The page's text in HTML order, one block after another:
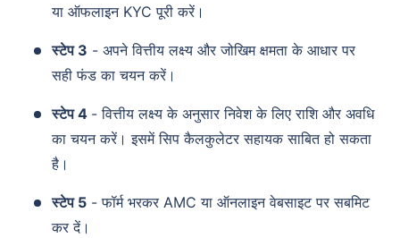
या ऑफलाइन KYC पूरी करें।
स्टेप 3 - अपने वित्तीय लक्ष्य और जोखिम क्षमता के आधार पर
सही फंड का चयन करें।
स्टेप 4 - वित्तीय लक्ष्य के अनुसार निवेश के लिए राशि और अवधि
का चयन करें। इसमें सिप कैलकुलेटर सहायक साबित हो सकता
है।
स्टेप 5 - फॉर्म भरकर AMC या ऑनलाइन वेबसाइट पर सबमिट
कर दें।